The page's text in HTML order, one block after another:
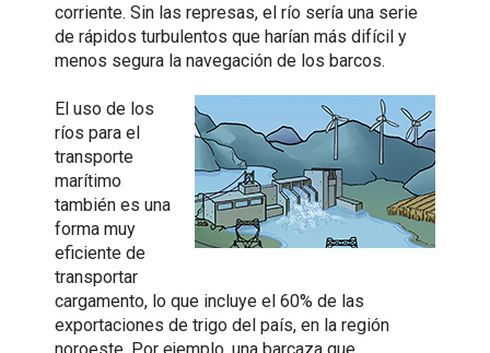
corriente. Sin las represas, el río sería una serie
de rápidos turbulentos que harían más difícil y
menos segura la navegación de los barcos.
El uso de los
ríos para el
transporte
marítimo
también es una
forma muy
eficiente de
transportar
cargamento, lo que incluye el 60% de las
exportaciones de trigo del país, en la región